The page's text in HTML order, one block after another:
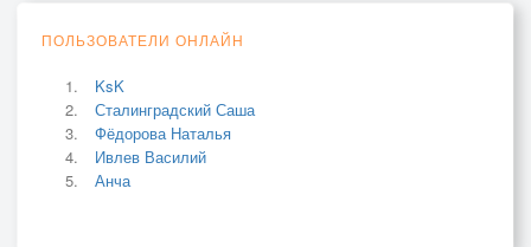
ПОЛЬЗОВАТЕЛИ ОНЛАЙН
KsK
Сталинградский Саша
Фёдорова Наталья
Ивлев Василий
Анча